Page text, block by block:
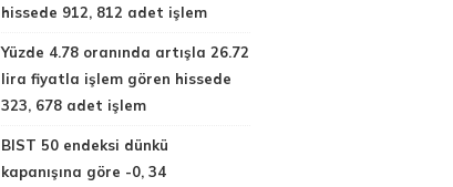
hissede 912, 812 adet işlem
Yüzde 4.78 oranında artışla 26.72
lira fiyatla işlem gören hissede
323, 678 adet işlem
BIST 50 endeksi dünkü
kapanışına göre -0, 34